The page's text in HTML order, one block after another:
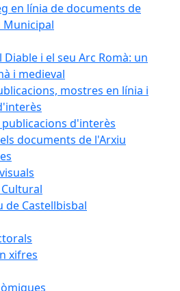
en línia de documents de
Municipal
Diable i el seu Arc Romà: un
i medieval
mostres en línia i
d'interès
documents de l'Arxiu
de Castellbisbal
xifres